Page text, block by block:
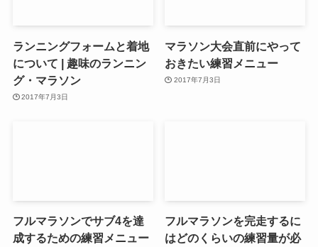
ランニングフォームと着地
について | 趣味のランニン
グ・マラソン
2017年7月3日
マラソン大会直前にやって
おきたい練習メニュー
2017年7月3日
フルマラソンでサブ4を達
成するための練習メニュー
フルマラソンを完走するに
はどのくらいの練習量が必